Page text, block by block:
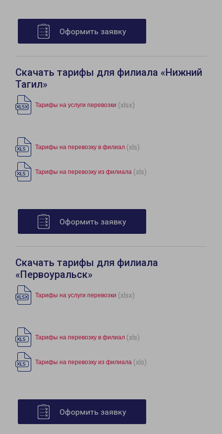
Оформить заявку
Скачать тарифы для филиала «Нижний
Тагил»
Тарифы на услуги перевозки (xlsx)
Тарифы на перевозку в филиал (xls)
Тарифы на перевозку из филиала (xls)
Оформить заявку
Скачать тарифы для филиала
«Первоуральск»
Тарифы на услуги перевозки (xlsx)
Тарифы на перевозку в филиал (xls)
Тарифы на перевозку из филиала (xls)
Оформить заявку